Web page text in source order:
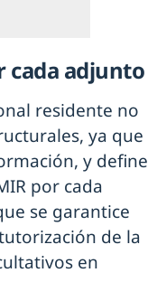
cada adjunto
residente no
ya que
y define
por cada
se garantice
de la
en